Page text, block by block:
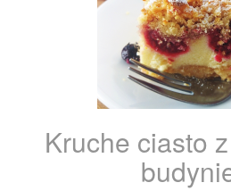
Kruche ciasto